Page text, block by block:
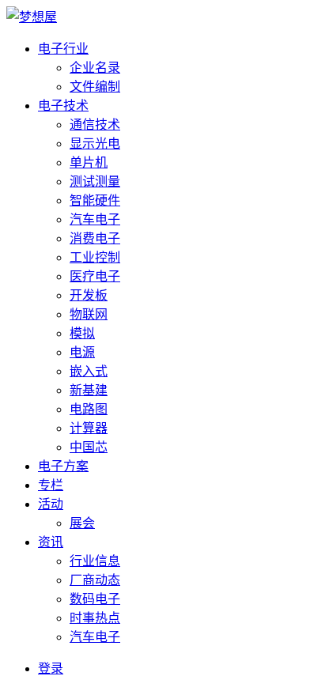
电子行业
企业名录
文件编制
电子技术
通信技术
显示光电
单片机
测试测量
智能硬件
汽车电子
消费电子
工业控制
医疗电子
开发板
物联网
模拟
电源
嵌入式
新基建
电路图
计算器
中国芯
电子方案
专栏
活动
展会
资讯
行业信息
厂商动态
数码电子
时事热点
汽车电子
登录